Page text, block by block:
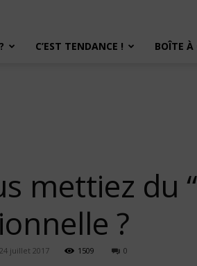
C’EST TENDANCE ! BOÎTE À
mettiez du
?
24 juillet 2017 1509 0